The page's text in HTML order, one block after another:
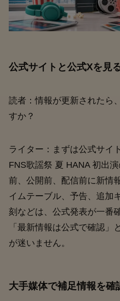
公式サイトと公式Xを見
読者：情報が更新されたら
すか？
ライター：まずは公式サイ
FNS歌謡祭 夏 HANA 初出
前、公開前、配信前に新情
イムテーブル、予告、追加
刻などは、公式発表が一番
「最新情報は公式で確認」
が迷いません。
大手媒体で補足情報を確